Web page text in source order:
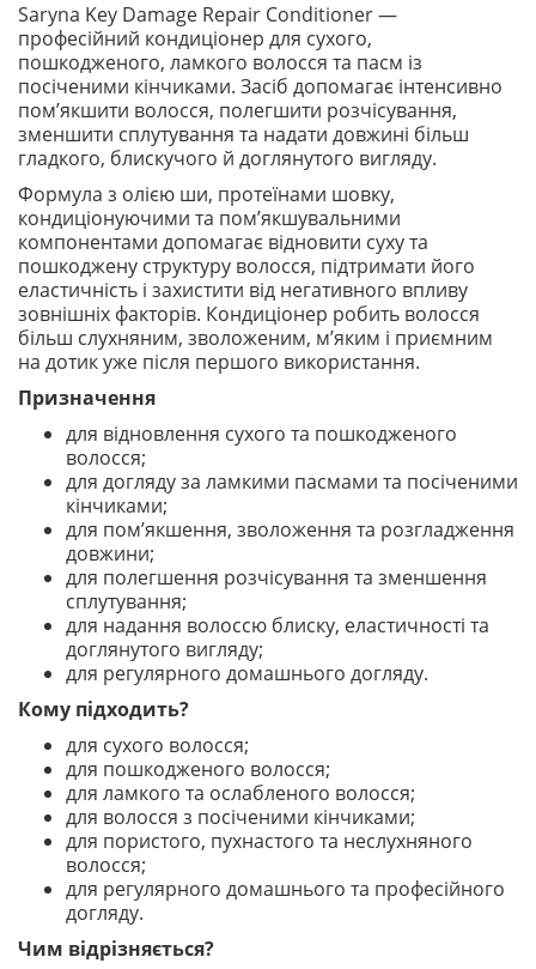
Saryna Key Damage Repair Conditioner —
професійний кондиціонер для сухого,
пошкодженого, ламкого волосся та пасм із
посіченими кінчиками. Засіб допомагає інтенсивно
пом’якшити волосся, полегшити розчісування,
зменшити сплутування та надати довжині більш
гладкого, блискучого й доглянутого вигляду.
Формула з олією ши, протеїнами шовку,
кондиціонуючими та пом’якшувальними
компонентами допомагає відновити суху та
пошкоджену структуру волосся, підтримати його
еластичність і захистити від негативного впливу
зовнішніх факторів. Кондиціонер робить волосся
більш слухняним, зволоженим, м’яким і приємним
на дотик уже після першого використання.
Призначення
для відновлення сухого та пошкодженого
волосся;
для догляду за ламкими пасмами та посіченими
кінчиками;
для пом’якшення, зволоження та розгладження
довжини;
для полегшення розчісування та зменшення
сплутування;
для надання волоссю блиску, еластичності та
доглянутого вигляду;
для регулярного домашнього догляду.
Кому підходить?
для сухого волосся;
для пошкодженого волосся;
для ламкого та ослабленого волосся;
для волосся з посіченими кінчиками;
для пористого, пухнастого та неслухняного
волосся;
для регулярного домашнього та професійного
догляду.
Чим відрізняється?